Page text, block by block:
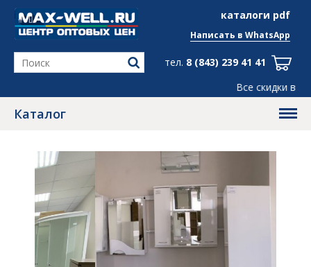
каталоги pdf
info@max-well.ru
Написать в WhatsApp
тел. 8 (843) 239 41 41
Каталог